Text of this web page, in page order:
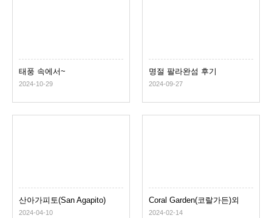
태풍 속에서~
2024-10-29
명절 팔라완섬 후기
2024-09-27
산아가피토(San Agapito)
2024-04-10
Coral Garden(코랄가든)외
다녀온 포인트
2024-02-14